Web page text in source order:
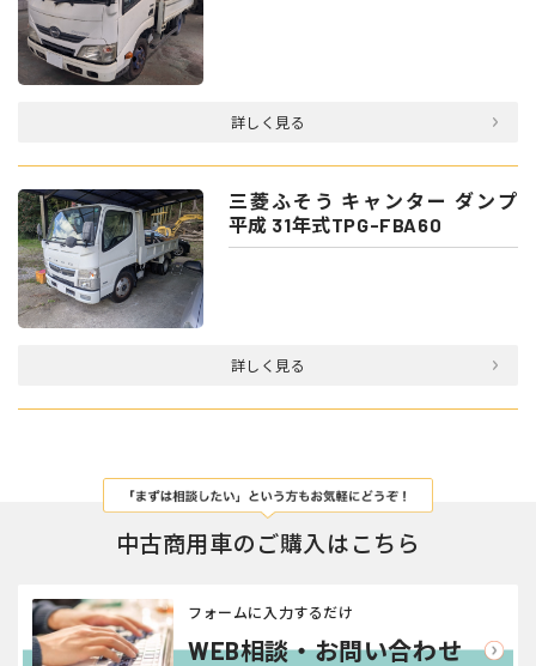
詳しく見る
三菱ふそう キャンター ダンプ
平成 31年式TPG-FBA60
詳しく見る
中古商用車のご購入はこちら
WEB相談・お問い合わせ
フォームに入力するだけ